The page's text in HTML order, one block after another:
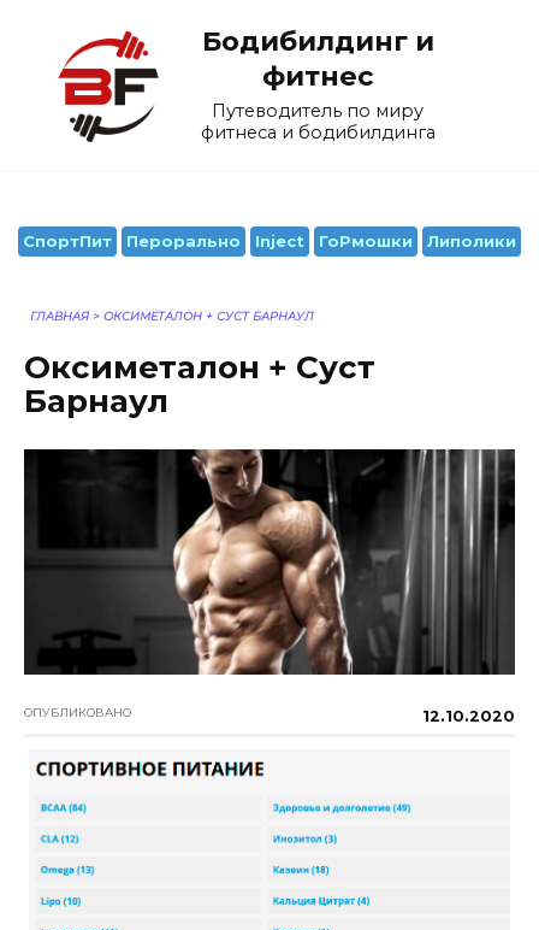
содержанию
Бодибилдинг и
фитнес
Путеводитель по миру
фитнеса и бодибилдинга
СпортПит Перорально Inject ГоРмошки Липолики
ГЛАВНАЯ > ОКСИМЕТАЛОН + СУСТ БАРНАУЛ
Оксиметалон + Суст
Барнаул
ОПУБЛИКОВАНО 12.10.2020